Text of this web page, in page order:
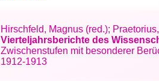
Hirschfeld, Magnus (red.);
Vierteljahrsberichte des
Zwischenstufen mit besonderer
1912-1913